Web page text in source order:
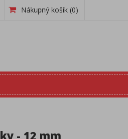
Nákupný košík (0)
- 12 mm